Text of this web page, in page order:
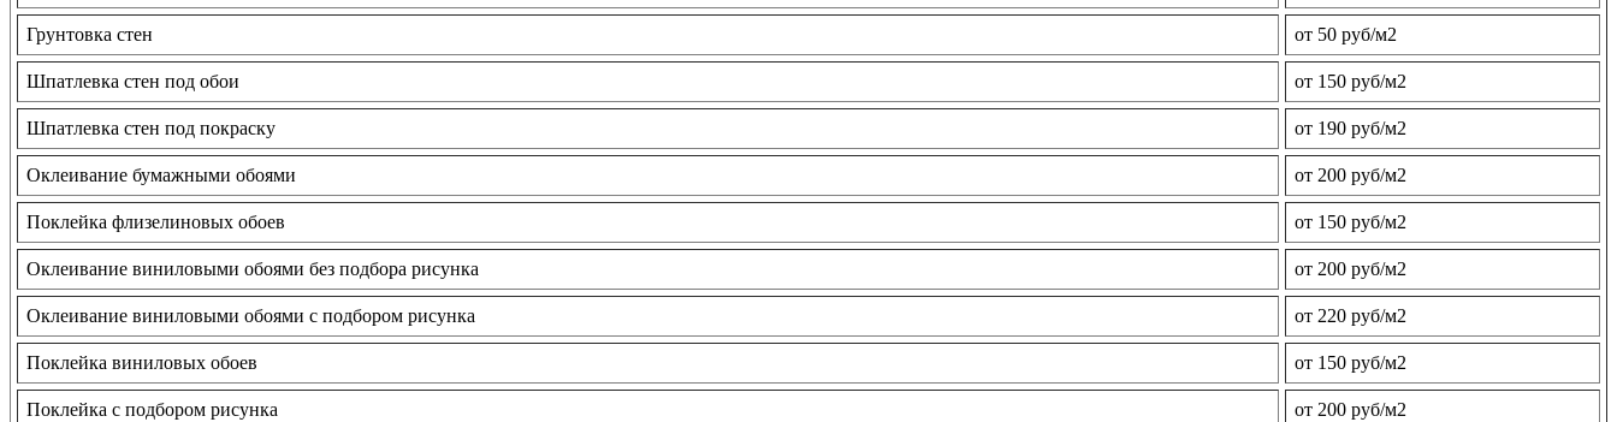
Грунтовка стен от 50 руб/м2
Шпатлевка стен под обои от 150 руб/м2
Шпатлевка стен под покраску от 190 руб/м2
Оклеивание бумажными обоями от 200 руб/м2
Поклейка флизелиновых обоев от 150 руб/м2
Оклеивание виниловыми обоями без подбора рисунка от 200 руб/м2
Оклеивание виниловыми обоями с подбором рисунка от 220 руб/м2
Поклейка виниловых обоев от 150 руб/м2
Поклейка с подбором рисунка от 200 руб/м2